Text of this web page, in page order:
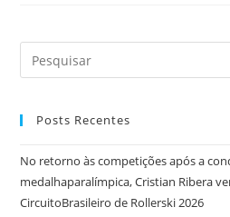
Posts Recentes
No retorno às competições após a
medalhaparalímpica, Cristian Ribera
CircuitoBrasileiro de Rollerski 2026